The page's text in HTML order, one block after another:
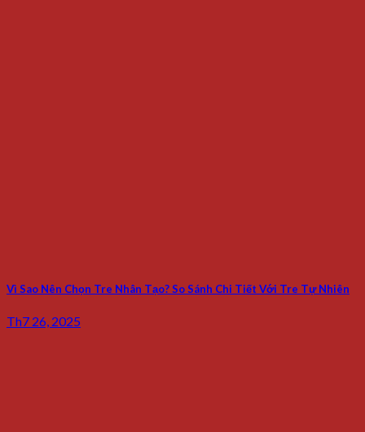
Vì Sao Nên Chọn Tre Nhân Tạo? So Sánh Chi Tiết Với Tre Tự Nhiên
Th7 26, 2025